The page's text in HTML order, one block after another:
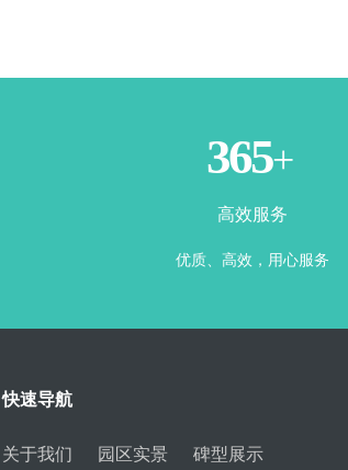
365+
高效服务
优质、高效，用心服务
快速导航
关于我们 园区实景 碑型展示